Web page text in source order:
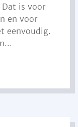
Dat is voor
en voor
eenvoudig.